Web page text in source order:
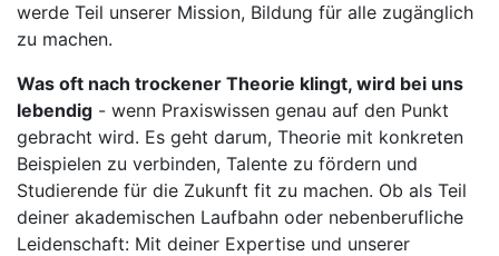
werde Teil unserer Mission, Bildung für alle zugänglich
zu machen.
Was oft nach trockener Theorie klingt, wird bei uns
lebendig - wenn Praxiswissen genau auf den Punkt
gebracht wird. Es geht darum, Theorie mit konkreten
Beispielen zu verbinden, Talente zu fördern und
Studierende für die Zukunft fit zu machen. Ob als Teil
deiner akademischen Laufbahn oder nebenberufliche
Leidenschaft: Mit deiner Expertise und unserer